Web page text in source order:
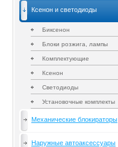
Ксенон и светодиоды
Биксенон
Блоки розжига, лампы
Комплектующие
Ксенон
Светодиоды
Установочные комплекты
Механические блокираторы
Наружные автоаксессуары